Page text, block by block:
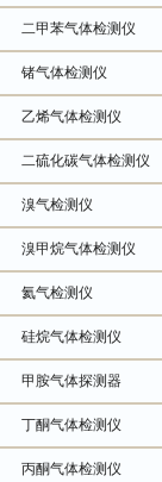
二甲苯气体检测仪
锗气体检测仪
乙烯气体检测仪
二硫化碳气体检测仪
溴气检测仪
溴甲烷气体检测仪
氦气检测仪
硅烷气体检测仪
甲胺气体探测器
丁酮气体检测仪
丙酮气体检测仪